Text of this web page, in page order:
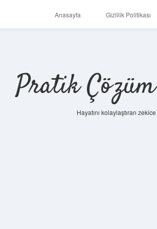
Anasayfa Gizlilik Politikası
Pratik
Hayatını kolaylaştıran